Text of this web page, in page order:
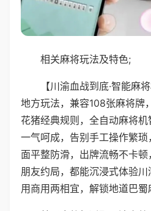
相关麻将玩法及特色;
【川渝血战到底·智能麻
地方玩法，兼容108张麻将牌
花猪经典规则，全自动麻将
一气呵成，告别手工操作繁
面平整防滑，出牌流畅不卡
朋友约局，都能沉浸式体验
用商用两相宜，解锁地道巴蜀